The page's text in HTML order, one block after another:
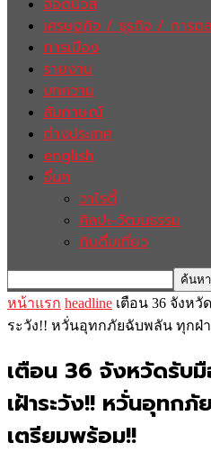
ฮอตนิวส์
เศรษฐกิจ / ธุรกิจ / การต
การเมือง
รายงาน
บทความ
สัมภาษณ์
ต่างประเทศ
english
อื่นๆ
วาไรตี้
ศิลปะ-วัฒนธรรม
กินดื่มเที่ยว
หน้าแรก headline เตือน 36 จังห
ระวัง!! หวั่นอุทกภัยฉับพลัน ทุกฝ่
เตือน 36 จังหวัดรับ
เฝ้าระวัง!! หวั่นอุทก
เตรียมพร้อม!!